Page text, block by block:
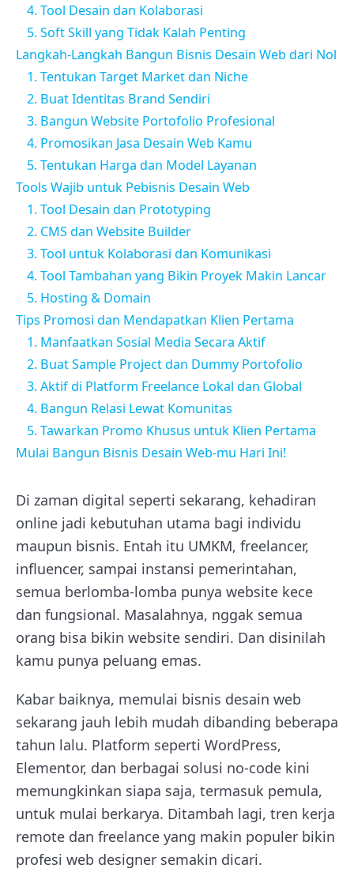
4. Tool Desain dan Kolaborasi
5. Soft Skill yang Tidak Kalah Penting
Langkah-Langkah Bangun Bisnis Desain Web dari Nol
1. Tentukan Target Market dan Niche
2. Buat Identitas Brand Sendiri
3. Bangun Website Portofolio Profesional
4. Promosikan Jasa Desain Web Kamu
5. Tentukan Harga dan Model Layanan
Tools Wajib untuk Pebisnis Desain Web
1. Tool Desain dan Prototyping
2. CMS dan Website Builder
3. Tool untuk Kolaborasi dan Komunikasi
4. Tool Tambahan yang Bikin Proyek Makin Lancar
5. Hosting & Domain
Tips Promosi dan Mendapatkan Klien Pertama
1. Manfaatkan Sosial Media Secara Aktif
2. Buat Sample Project dan Dummy Portofolio
3. Aktif di Platform Freelance Lokal dan Global
4. Bangun Relasi Lewat Komunitas
5. Tawarkan Promo Khusus untuk Klien Pertama
Mulai Bangun Bisnis Desain Web-mu Hari Ini!
Di zaman digital seperti sekarang, kehadiran
online jadi kebutuhan utama bagi individu
maupun bisnis. Entah itu UMKM, freelancer,
influencer, sampai instansi pemerintahan,
semua berlomba-lomba punya website kece
dan fungsional. Masalahnya, nggak semua
orang bisa bikin website sendiri. Dan disinilah
kamu punya peluang emas.
Kabar baiknya, memulai bisnis desain web
sekarang jauh lebih mudah dibanding beberapa
tahun lalu. Platform seperti WordPress,
Elementor, dan berbagai solusi no-code kini
memungkinkan siapa saja, termasuk pemula,
untuk mulai berkarya. Ditambah lagi, tren kerja
remote dan freelance yang makin populer bikin
profesi web designer semakin dicari.